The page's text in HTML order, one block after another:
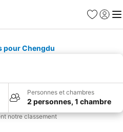
Favoris
Se
pour Chengdu
Personnes et chambres
2 personnes, 1 chambre
notre classement